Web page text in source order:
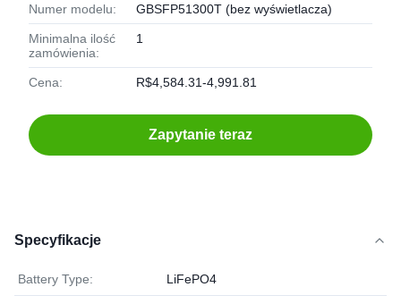
Numer modelu: GBSFP51300T (bez wyświetlacza)
Minimalna ilość
zamówienia:
1
Cena: R$4,584.31-4,991.81
Zapytanie teraz
Specyfikacje
Battery Type: LiFePO4